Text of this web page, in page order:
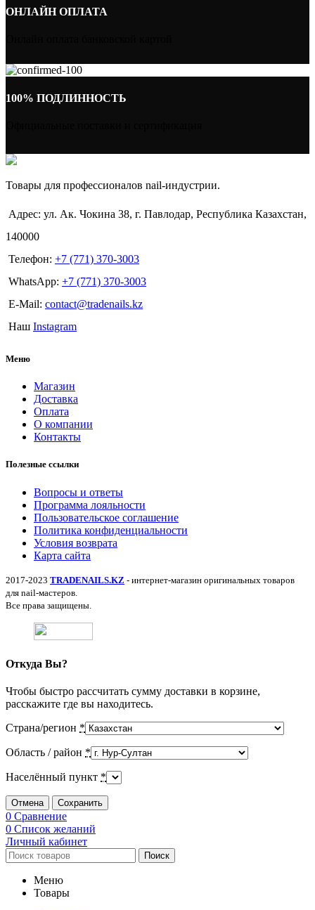
ОНЛАЙН ОПЛАТА
100% ПОДЛИННОСТЬ
Товары для профессионалов nail-индустрии.
Адрес: ул. Ак. Чокина 38, г. Павлодар, Республика Казахстан,
140000
Телефон: +7 (771) 370-3003
WhatsApp: +7 (771) 370-3003
E-Mail: contact@tradenails.kz
Наш Instagram
Меню
Магазин
Доставка
Оплата
О компании
Контакты
Полезные ссылки
Вопросы и ответы
Программа лояльности
Пользовательское соглашение
Политика конфиденциальности
Условия возврата
Карта сайта
2017-2023 TRADENAILS.KZ - интернет-магазин оригинальных товаров
для nail-мастеров.
Все права защищены.
Откуда Вы?
Чтобы быстро рассчитать сумму доставки в корзине,
расскажите где вы находитесь.
Страна/регион *
Область / район *
Населённый пункт *
Отмена Сохранить
0 Сравнение
0 Список желаний
Личный кабинет
Поиск
Меню
Товары